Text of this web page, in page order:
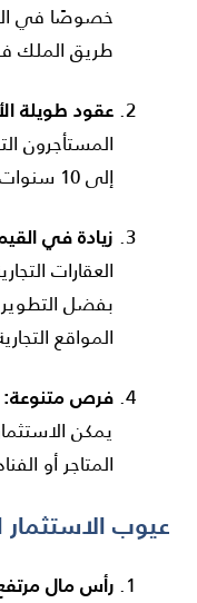
خصوصًا في
طريق الملك
عقود طويلة
إلى 10 سنوات، مما يوفر استقرارًا ماليًا.
زيادة في
العقارات
بفضل
المواقع
فرص متنوعة:
يمكن
المتاجر أو
عيوب الاستثمار
رأس مال